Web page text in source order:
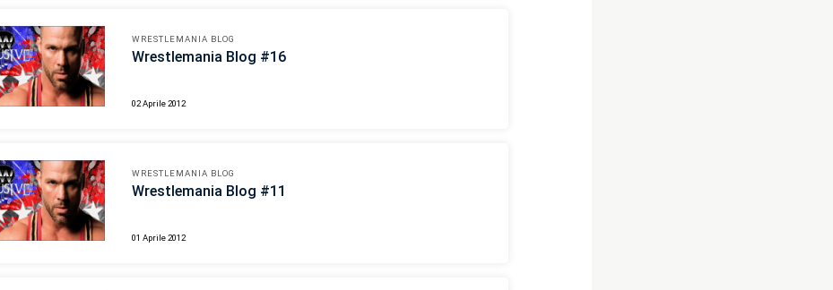
WRESTLEMANIA BLOG
Wrestlemania Blog #16
02 Aprile 2012
WRESTLEMANIA BLOG
Wrestlemania Blog #11
01 Aprile 2012